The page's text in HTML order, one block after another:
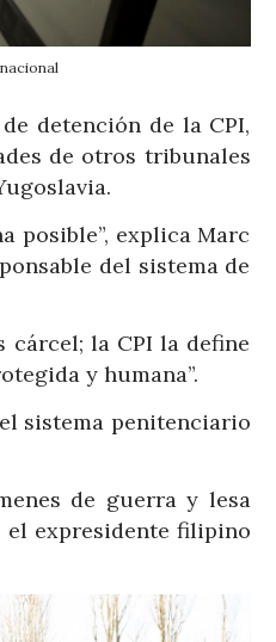
detención de la CPI,
de otros tribunales
posible”, explica Marc
del sistema de
cárcel; la CPI la define
y humana”.
sistema penitenciario
de guerra y lesa
el expresidente filipino